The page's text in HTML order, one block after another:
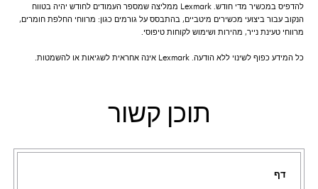
להדפיס במכשיר מדי חודש. Lexmark ממליצה שמספר העמודים לחודש יהיה בטווח
הנקוב עבור ביצועי מכשירים מיטביים, בהתבסס על גורמים כגון: מרווחי החלפת חומרים,
מרווחי טעינת נייר, מהירות ושימוש לקוחות טיפוסי.
כל המידע כפוף לשינוי ללא הודעה. Lexmark אינה אחראית לשגיאות או להשמטות.
תוכן קשור
דף